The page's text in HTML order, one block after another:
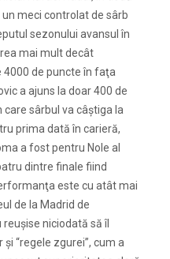
meci controlat de sârb
sezonului avansul în
mai mult decât
de puncte în faţa
a ajuns la doar 400 de
care sârbul va câştiga la
prima dată în carieră,
a fost pentru Nole al
dintre finale fiind
este cu atât mai
de la Madrid de
niciodată să îl
“regele zgurei”, cum a